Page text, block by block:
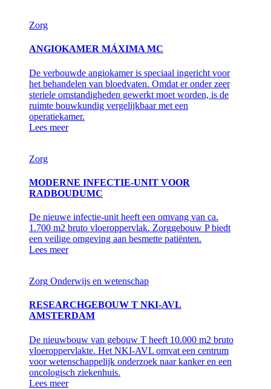
Zorg
ANGIOKAMER MÁXIMA MC
De verbouwde angiokamer is speciaal ingericht voor
het behandelen van bloedvaten. Omdat er onder zeer
steriele omstandigheden gewerkt moet worden, is de
ruimte bouwkundig vergelijkbaar met een
operatiekamer.
Lees meer
Zorg
MODERNE INFECTIE-UNIT VOOR
RADBOUDUMC
De nieuwe infectie-unit heeft een omvang van ca.
1.700 m2 bruto vloeroppervlak. Zorggebouw P biedt
een veilige omgeving aan besmette patiënten.
Lees meer
Zorg Onderwijs en wetenschap
RESEARCHGEBOUW T NKI-AVL
AMSTERDAM
De nieuwbouw van gebouw T heeft 10.000 m2 bruto
vloeroppervlakte. Het NKI-AVL omvat een centrum
voor wetenschappelijk onderzoek naar kanker en een
oncologisch ziekenhuis.
Lees meer